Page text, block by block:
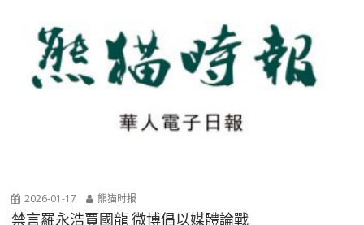
2026-01-17 熊猫时报
禁言羅永浩賈國龍 微博倡以媒體論戰